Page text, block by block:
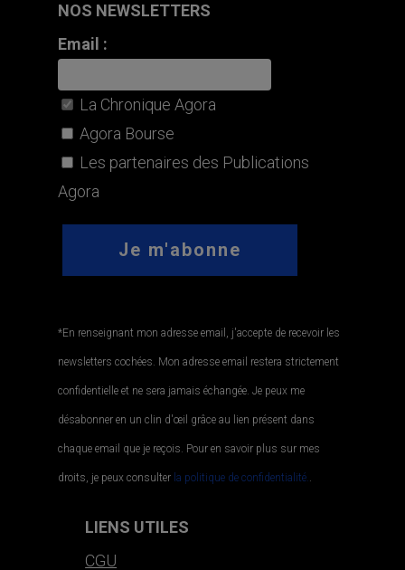
NOS NEWSLETTERS
Email :
La Chronique Agora
Agora Bourse
Les partenaires des Publications
Agora
*En renseignant mon adresse email, j'accepte de recevoir les
newsletters cochées. Mon adresse email restera strictement
confidentielle et ne sera jamais échangée. Je peux me
désabonner en un clin d'œil grâce au lien présent dans
chaque email que je reçois. Pour en savoir plus sur mes
droits, je peux consulter la politique de confidentialité..
LIENS UTILES
CGU